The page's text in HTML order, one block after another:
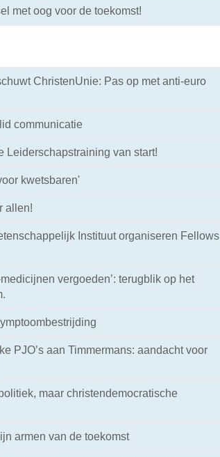
met oog voor de toekomst!
ChristenUnie: Pas op met anti-euro
communicatie
Leiderschapstraining van start!
kwetsbaren'
allen!
Instituut organiseren Fellows
vergoeden’: terugblik op het
PJO’s aan Timmermans: aandacht voor
maar christendemocratische
armen van de toekomst